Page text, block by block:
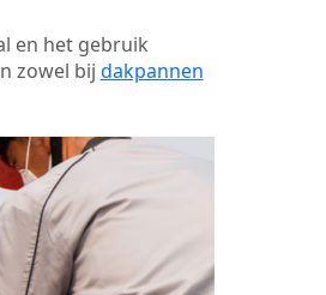
en het gebruik
zowel bij dakpannen